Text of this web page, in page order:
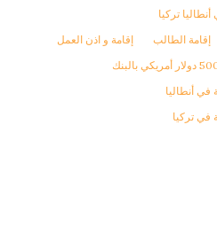
تركيا
إقامة الطالب
إقامة و اذن العمل
في أنطاليا
في تركيا